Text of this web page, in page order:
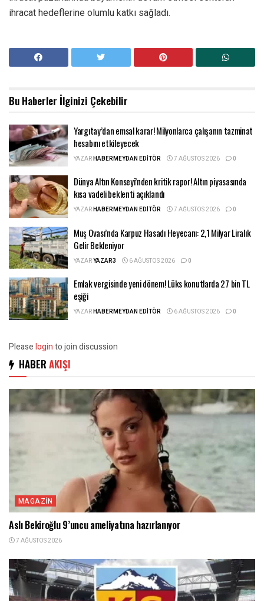
ihracat hedeflerine olumlu katkı sağladı.
Bu Haberler İlginizi Çekebilir
Yargıtay’dan emsal karar! Milyonlarca çalışanın tazminat
hesabını etkileyecek
YAZARHABERMEYDAN EDITÖR 7 AĞUSTOS 2026 0
Dünya Altın Konseyi’nden kritik rapor! Altın piyasasında
kısa vadeli beklenti açıklandı
YAZARHABERMEYDAN EDITÖR 7 AĞUSTOS 2026 0
Muş Ovası’nda Karpuz Hasadı Heyecanı: 2,1 Milyar Liralık
Gelir Bekleniyor
YAZARYAZAR3 6 AĞUSTOS 2026 0
Emlak vergisinde yeni dönem! Lüks konutlarda 27 bin TL
eşiği
YAZARHABERMEYDAN EDITÖR 6 AĞUSTOS 2026 0
Pleaseloginto join discussion
HABER AKIŞI
MAGAZIN
Aslı Bekiroğlu 9’uncu ameliyatına hazırlanıyor
7 AĞUSTOS 2026